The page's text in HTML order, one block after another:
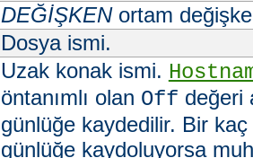
DEĞİŞKENortam
Dosya ismi.
Uzak konak ismi.
öntanımlı olan Off değeri
günlüğe kaydedilir. Bir
günlüğe kaydoluyorsa